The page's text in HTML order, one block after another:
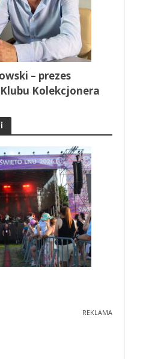
– prezes
Kolekcjonera
REKLAMA